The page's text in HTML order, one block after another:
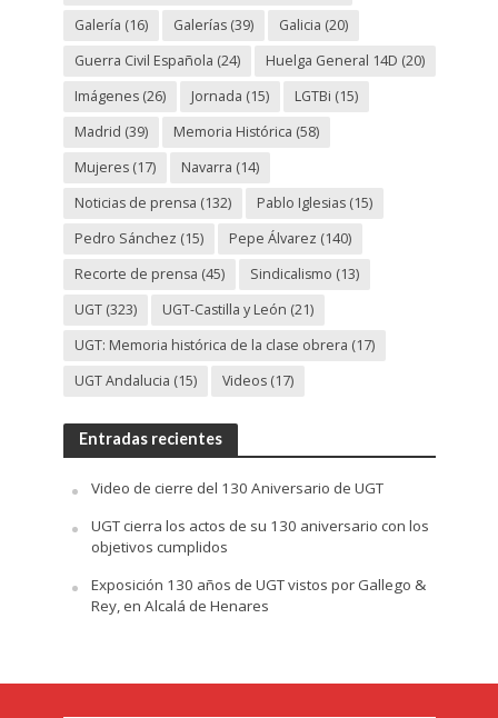
Galería (16) Galerías(39) Galicia (20)
Guerra Civil Española (24) Huelga General 14D (20)
Imágenes(26) Jornada (15) LGTBi (15)
Madrid (39) Memoria Histórica (58)
Mujeres(17) Navarra (14)
Noticias de prensa (132) Pablo Iglesias(15)
Pedro Sánchez (15) Pepe Álvarez (140)
Recorte de prensa (45) Sindicalismo (13)
UGT(323) UGT-Castilla y León (21)
UGT: Memoria histórica de la clase obrera (17)
UGT Andalucia (15) Videos(17)
Entradas recientes
Video de cierre del 130 Aniversario de UGT
UGT cierra los actos de su 130 aniversario con los
objetivos cumplidos
Exposición 130 años de UGT vistos por Gallego &
Rey, en Alcalá de Henares